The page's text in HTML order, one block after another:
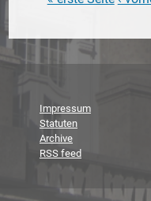
Seiten
Impressum
Statuten
Archive
RSS feed